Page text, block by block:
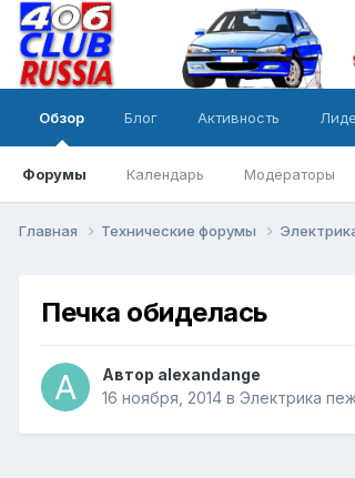
Обзор
Форумы Календарь Модераторы
Блог Активность
Главная Технические форумы
Печка обиделась
Автор alexandange
16 ноября, 2014 в Электрика